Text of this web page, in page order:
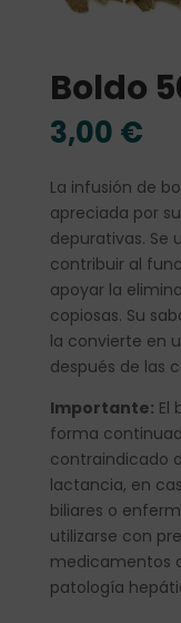
Boldo
3,00 €
La infusión de
apreciada por
depurativas. Se
contribuir al
apoyar la
copiosas. Su
la convierte en
después de las
Importante: El
forma
contraindicado
lactancia, en
biliares o
utilizarse con
medicamentos
patología